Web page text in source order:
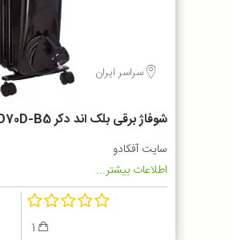
سراسر ایران
شوفاژ برقی بلک اند دکر ORO70D-B5
سایت آفکادو
اطلاعات بیشتر...